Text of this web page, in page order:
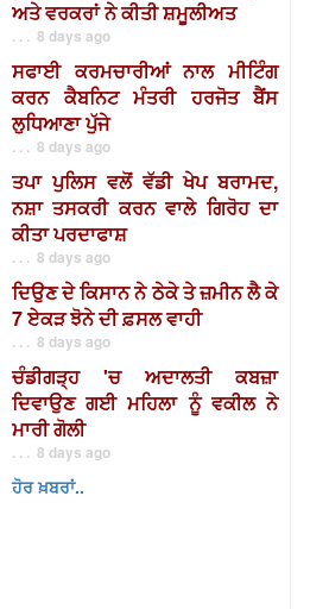
ਅਤੇ ਵਰਕਰਾਂ ਨੇ ਕੀਤੀ ਸ਼ਮੂਲੀਅਤ
. . . 8 days ago
ਸਫਾਈ ਕਰਮਚਾਰੀਆਂ ਨਾਲ ਮੀਟਿੰਗ
ਕਰਨ ਕੈਬਨਿਟ ਮੰਤਰੀ ਹਰਜੋਤ ਬੈਂਸ
ਲੁਧਿਆਣਾ ਪੁੱਜੇ
. . . 8 days ago
ਤਪਾ ਪੁਲਿਸ ਵਲੋਂ ਵੱਡੀ ਖੇਪ ਬਰਾਮਦ,
ਨਸ਼ਾ ਤਸਕਰੀ ਕਰਨ ਵਾਲੇ ਗਿਰੋਹ ਦਾ
ਕੀਤਾ ਪਰਦਾਫਾਸ਼
. . . 8 days ago
ਦਿਉਣ ਦੇ ਕਿਸਾਨ ਨੇ ਠੇਕੇ ਤੇ ਜ਼ਮੀਨ ਲੈ ਕੇ
7 ਏਕੜ ਝੋਨੇ ਦੀ ਫ਼ਸਲ ਵਾਹੀ
. . . 8 days ago
ਚੰਡੀਗੜ੍ਹ 'ਚ ਅਦਾਲਤੀ ਕਬਜ਼ਾ
ਦਿਵਾਉਣ ਗਈ ਮਹਿਲਾ ਨੂੰ ਵਕੀਲ ਨੇ
ਮਾਰੀ ਗੋਲੀ
. . . 8 days ago
ਹੋਰ ਖ਼ਬਰਾਂ..